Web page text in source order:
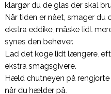
klargør du de glas der skal
Når tiden er nået, smager du
ekstra eddike, måske lidt
synes den behøver.
Lad det koge lidt længere,
ekstra smagsgivere.
Hæld chutneyen på
når du hælder på.